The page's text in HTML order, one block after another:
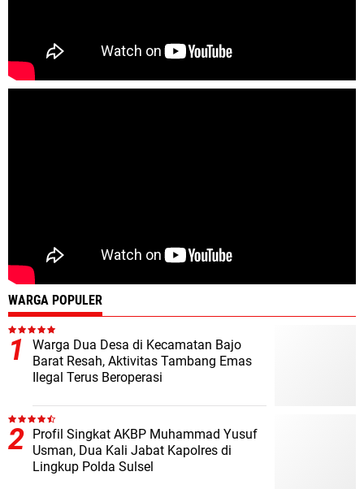
WARGA POPULER
Warga Dua Desa di Kecamatan Bajo
Barat Resah, Aktivitas Tambang Emas
Ilegal Terus Beroperasi
Profil Singkat AKBP Muhammad Yusuf
Usman, Dua Kali Jabat Kapolres di
Lingkup Polda Sulsel